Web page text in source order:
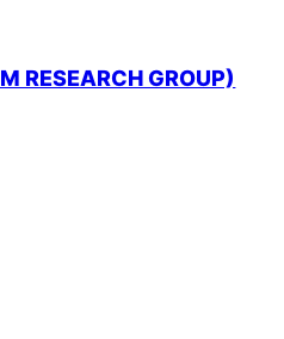
RESEARCH GROUP)